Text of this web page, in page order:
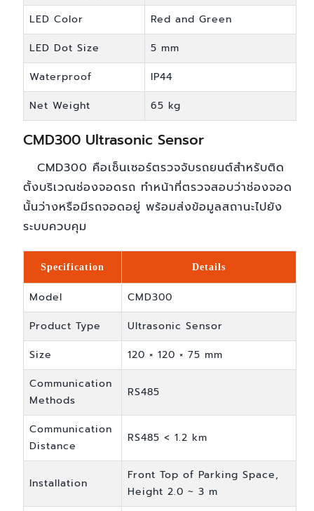
LED Color
Red and Green
LED Dot Size
5 mm
Waterproof
IP44
Net Weight
65 kg
CMD300 Ultrasonic Sensor
CMD300 คือเซ็นเซอร์ตรวจจับรถยนต์สำหรับติด
ตั้งบริเวณช่องจอดรถ ทำหน้าที่ตรวจสอบว่าช่องจอด
นั้นว่างหรือมีรถจอดอยู่ พร้อมส่งข้อมูลสถานะไปยัง
ระบบควบคุม
Specification Details
Model
CMD300
Product Type
Ultrasonic Sensor
Size
120 × 120 × 75 mm
Communication
Methods
RS485
Communication
Distance
RS485 < 1.2 km
Installation
Front Top of Parking Space,
Height 2.0 ~ 3 m